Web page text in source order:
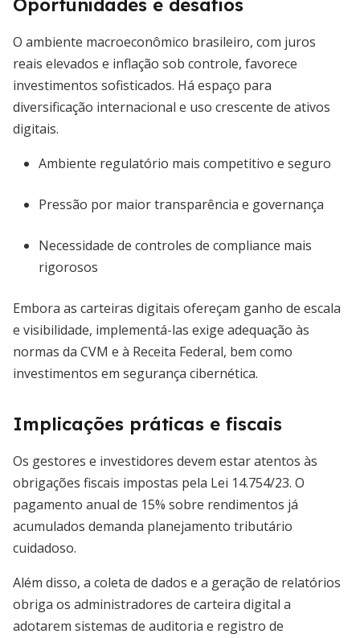
Oportunidades e desafios
O ambiente macroeconômico brasileiro, com juros
reais elevados e inflação sob controle, favorece
investimentos sofisticados. Há espaço para
diversificação internacional e uso crescente de ativos
digitais.
Ambiente regulatório mais competitivo e seguro
Pressão por maior transparência e governança
Necessidade de controles de compliance mais
rigorosos
Embora as carteiras digitais ofereçam ganho de escala
e visibilidade, implementá-las exige adequação às
normas da CVM e à Receita Federal, bem como
investimentos em segurança cibernética.
Implicações práticas e fiscais
Os gestores e investidores devem estar atentos às
obrigações fiscais impostas pela Lei 14.754/23. O
pagamento anual de 15% sobre rendimentos já
acumulados demanda planejamento tributário
cuidadoso.
Além disso, a coleta de dados e a geração de relatórios
obriga os administradores de carteira digital a
adotarem sistemas de auditoria e registro de